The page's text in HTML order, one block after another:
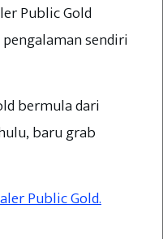
Public Gold
sendiri
bermula dari
baru grab
Public Gold.